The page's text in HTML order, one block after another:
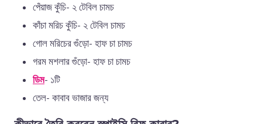
পেঁয়াজ কুঁচি- ২ টেবিল চামচ
কাঁচা মরিচ কুঁচি- ২ টেবিল চামচ
গোল মরিচের গুঁড়ো- হাফ চা চামচ
গরম মশলার গুঁড়ো- হাফ চা চামচ
ডিম- ১টি
তেল- কাবাব ভাজার জন্য